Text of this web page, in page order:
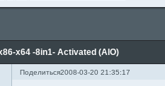
x64 -8in1- Activated (AIO)
Поделиться2008-03-20 21:35:17